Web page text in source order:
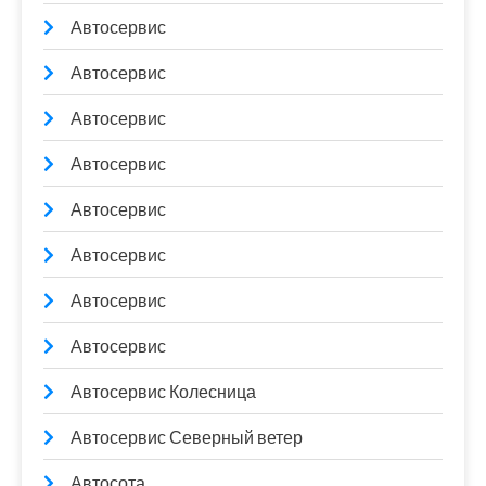
Автосервис
Автосервис
Автосервис
Автосервис
Автосервис
Автосервис
Автосервис
Автосервис
Автосервис Колесница
Автосервис Северный ветер